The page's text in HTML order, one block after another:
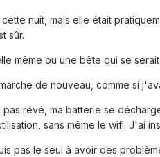
nuit, mais elle était
sûr.
même ou une bête qui se
de nouveau, comme si
pas révé, ma batterie se
sans même le wifi. J'ai
pas le seul à avoir des